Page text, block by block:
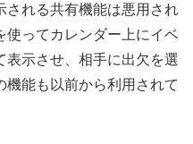
される共有機能は悪用され
使ってカレンダー上にイベ
表示させ、相手に出欠を選
能も以前から利用されて